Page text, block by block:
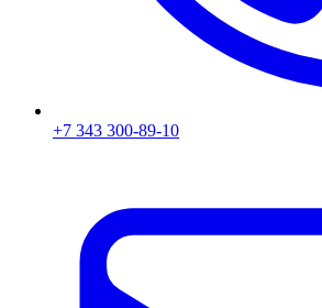
+7 343 300-89-10